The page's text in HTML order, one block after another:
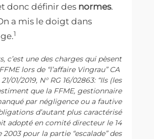
donc définir des normes.
a mis le doigt dans
1
c’est une des charges qui pèsent
lors de “l’affaire Vingrau” CA
01/2019, N° RG 16/02863: “Ils (les
que la FFME, gestionnaire
par négligence ou a fautive
d’autant plus caractérisé
adopté en comité directeur le 14
2003 pour la partie “escalade” des